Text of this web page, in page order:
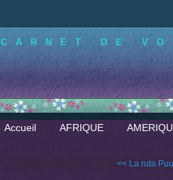
CARNET DE
Accueil AFRIQUE
<< La ruta